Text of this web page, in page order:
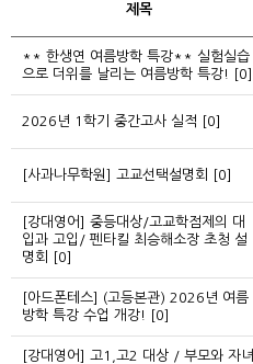
제목
** 한생연 여름방학 특강** 실험실습
으로 더위를 날리는 여름방학 특강!
[0]
2026년 1학기 중간고사 실적 [0]
[사과나무학원] 고교선택설명회 [0]
[강대영어] 중등대상/고교학점제의 대
입과 고입/ 펜타킬 최승해소장 초청 설
명회
[0]
[아드폰테스] (고등본관) 2026년 여름
방학 특강 수업 개강!
[0]
[강대영어] 고1,고2 대상 / 부모와 자녀